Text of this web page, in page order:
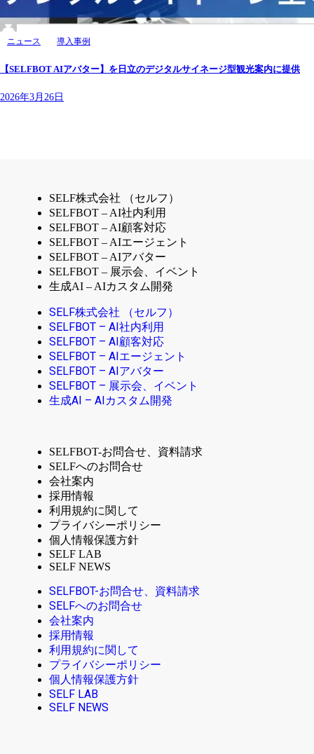
ニュース 導入事例
【SELFBOT AIアバター】を日立のデジタルサイネージ型観光案内に提供
2026年3月26日
SELF株式会社 （セルフ）
SELFBOT – AI社内利用
SELFBOT – AI顧客対応
SELFBOT – AIエージェント
SELFBOT – AIアバター
SELFBOT – 展示会、イベント
生成AI – AIカスタム開発
SELF株式会社 （セルフ）
SELFBOT – AI社内利用
SELFBOT – AI顧客対応
SELFBOT – AIエージェント
SELFBOT – AIアバター
SELFBOT – 展示会、イベント
生成AI – AIカスタム開発
SELFBOT-お問合せ、資料請求
SELFへのお問合せ
会社案内
採用情報
利用規約に関して
プライバシーポリシー
個人情報保護方針
SELF LAB
SELF NEWS
SELFBOT-お問合せ、資料請求
SELFへのお問合せ
会社案内
採用情報
利用規約に関して
プライバシーポリシー
個人情報保護方針
SELF LAB
SELF NEWS